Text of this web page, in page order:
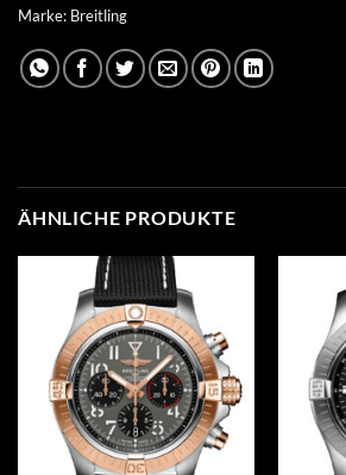
Marke: Breitling
ÄHNLICHE PRODUKTE